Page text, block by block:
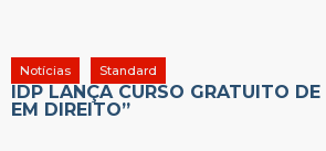
Notícias Standard
IDP LANÇA CURSO GRATUITO
EM DIREITO”